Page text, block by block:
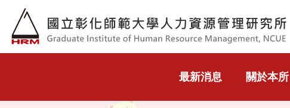
跳到主要內容
最新消息 關於本所